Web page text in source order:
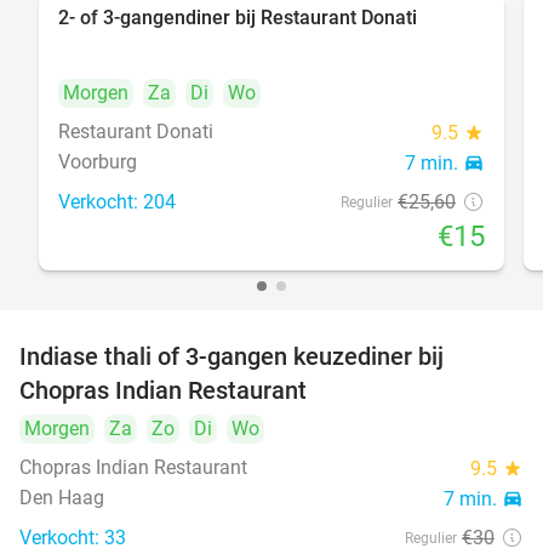
2- of 3-gangendiner bij Restaurant Donati
Morgen Za Di
Wo
Restaurant Donati
9.5 star
Voorburg 7 min. directions_car
Verkocht: 204 Regulier €25,60
€15
Indiase thali of 3-gangen keuzediner bij
Chopras Indian Restaurant
Morgen Za Zo Di
Wo
Chopras Indian Restaurant
9.5 star
Den Haag 7 min. directions_car
Verkocht: 33 Regulier €30